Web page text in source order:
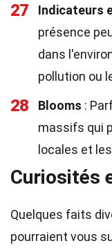
27 Indicateurs
présence
dans
pollution ou
28 Blooms :
massifs qui
locales et
Curiosités
Quelques faits
pourraient vous